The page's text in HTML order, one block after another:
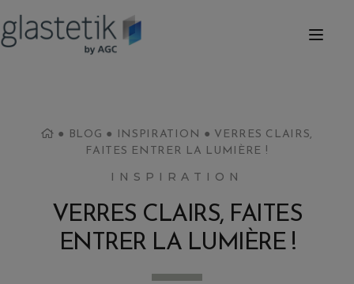
● BLOG ● INSPIRATION ● VERRES CLAIRS,
FAITES ENTRER LA LUMIÈRE !
INSPIRATION
VERRES CLAIRS, FAITES
ENTRER LA LUMIÈRE !